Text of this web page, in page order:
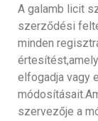
A galamb licit
szerződési
minden
elfogadja vagy
szervezője a